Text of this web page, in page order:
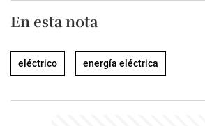
En esta nota
eléctrico energía eléctrica